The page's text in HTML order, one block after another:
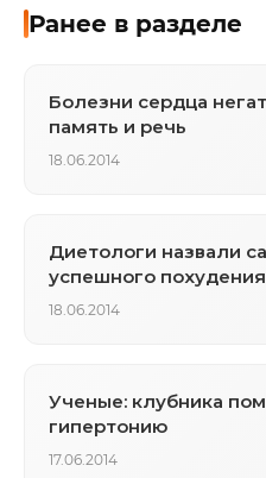
Ранее в разделе
Болезни сердца
память и речь
18.06.2014
Диетологи назвали
успешного похудения
18.06.2014
Ученые: клубника
гипертонию
17.06.2014